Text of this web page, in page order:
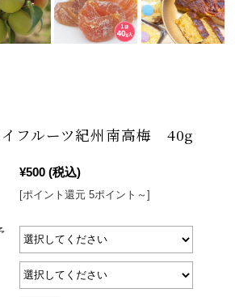
フルーツ紀州南高梅 40g
¥500 (税込)
[ポイント還元 5ポイント～]